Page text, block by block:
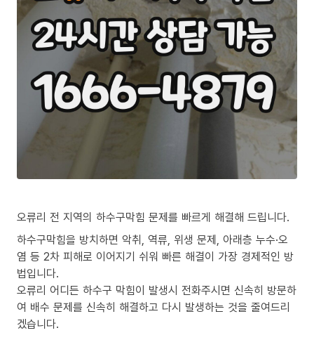
오류리 전 지역의 하수구막힘 문제를 빠르게 해결해 드립니다.
하수구막힘을 방치하면 악취, 역류, 위생 문제, 아래층 누수·오
염 등 2차 피해로 이어지기 쉬워 빠른 해결이 가장 경제적인 방
법입니다.
오류리 어디든 하수구 막힘이 발생시 전화주시면 신속히 방문하
여 배수 문제를 신속히 해결하고 다시 발생하는 것을 줄여드리
겠습니다.